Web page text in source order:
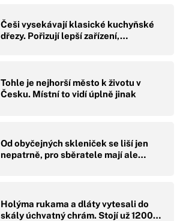
Češi vysekávají klasické kuchyňské
dřezy. Pořizují lepší zařízení,…
Tohle je nejhorší město k životu v
Česku. Místní to vidí úplně jinak
Od obyčejných skleniček se liší jen
nepatrně, pro sběratele mají ale…
Holýma rukama a dláty vytesali do
skály úchvatný chrám. Stojí už 1200…